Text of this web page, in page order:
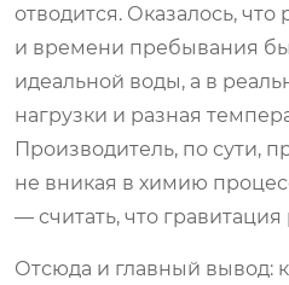
отводится. Оказалось, что
и времени пребывания
идеальной воды, а в
нагрузки и разная
Производитель, по сути,
не вникая в химию
— считать, что
Отсюда и главный вывод: